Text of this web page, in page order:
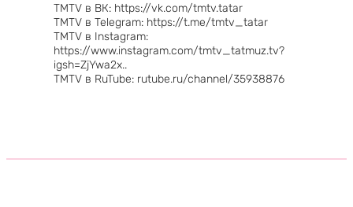
TMTV в ВК: https://vk.com/tmtv.tatar
TMTV в Telegram: https://t.me/tmtv_tatar
TMTV в Instagram:
https://www.instagram.com/tmtv_tatmuz.tv?
igsh=ZjYwa2x..
TMTV в RuTube: rutube.ru/channel/35938876